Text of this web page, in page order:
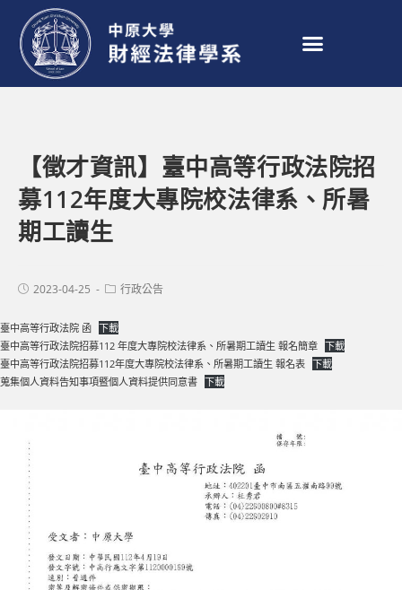
【徵才資訊】臺中高等行政法院招
募112年度大專院校法律系、所暑
期工讀生
2023-04-25 行政公告
臺中高等行政法院 函 下載
臺中高等行政法院招募112 年度大專院校法律系、所暑期工讀生 報名簡章 下載
臺中高等行政法院招募112年度大專院校法律系、所暑期工讀生 報名表 下載
蒐集個人資料告知事項暨個人資料提供同意書 下載